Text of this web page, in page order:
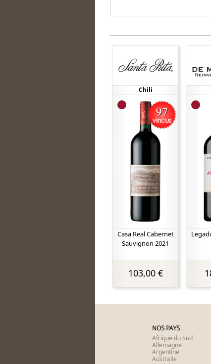
Chili
Casa Real Cabernet
Sauvignon 2021
103,00 €
NOS PAYS
Afrique du Sud
Allemagne
Argentine
Australie